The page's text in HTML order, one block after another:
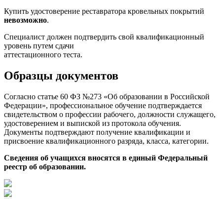
Купить удостоверение реставратора кровельных покрытий
невозможно.
Специалист должен подтвердить свой квалификационный
уровень путем сдачи
аттестационного теста.
Образцы документов
Согласно статье 60 ФЗ №273 «Об образовании в Российской
Федерации», профессиональное обучение подтверждается
свидетельством о профессии рабочего, должности служащего,
удостоверением и выпиской из протокола обучения.
Документы подтверждают получение квалификации и
присвоение квалификационного разряда, класса, категории.
Сведения об учащихся вносятся в единый Федеральный
реестр об образовании.